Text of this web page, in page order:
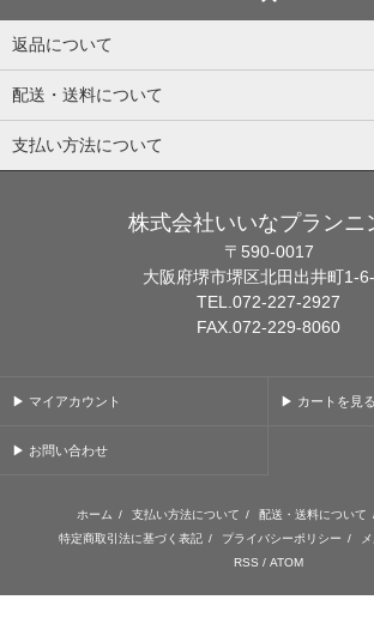
返品について
配送・送料について
支払い方法について
株式会社いいなプランニ
〒590-0017
大阪府堺市堺区北田出井町1-
TEL.072-227-2927
FAX.072-229-8060
▶ マイアカウント ▶ カートを見る
▶ お問い合わせ
ホーム / 支払い方法について / 配送・送料について
特定商取引法に基づく表記 / プライバシーポリシー /
RSS / ATOM